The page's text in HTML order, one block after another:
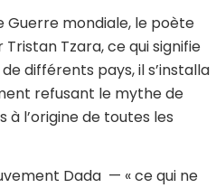
Guerre mondiale, le poète
Tzara, ce qui signifie
différents pays, il s’installa
refusant le mythe de
à l’origine de toutes les
Dada — « ce qui ne